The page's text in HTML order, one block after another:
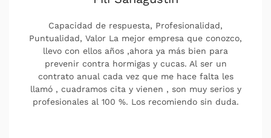
Capacidad de respuesta, Profesionalidad,
Puntualidad, Valor La mejor empresa que conozco,
llevo con ellos años ,ahora ya más bien para
prevenir contra hormigas y cucas. Al ser un
contrato anual cada vez que me hace falta les
llamó , cuadramos cita y vienen , son muy serios y
profesionales al 100 %. Los recomiendo sin duda.